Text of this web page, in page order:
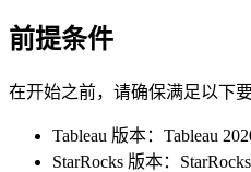
前提条件
在开始之前，请确保满足以下要
Tableau 版本：Tableau
StarRocks 版本：